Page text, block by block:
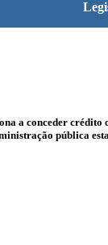
a conceder
pública